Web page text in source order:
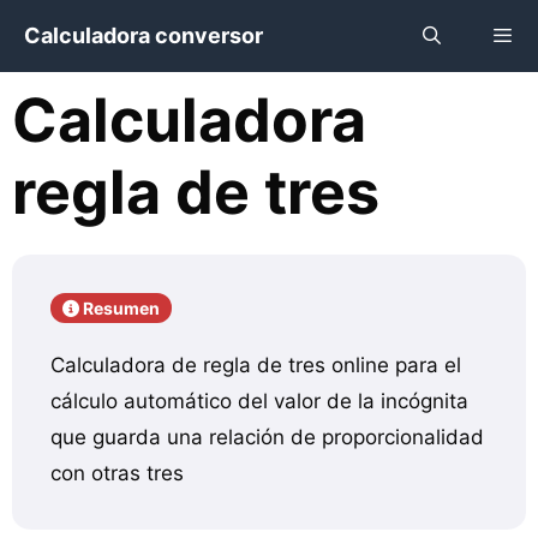
contenido
Calculadora conversor
Calculadora
regla de tres
Resumen
Calculadora de regla de tres online para el
cálculo automático del valor de la incógnita
que guarda una relación de proporcionalidad
con otras tres